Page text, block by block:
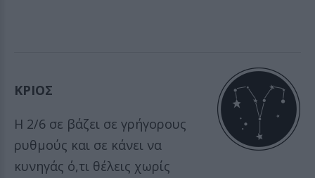
ΚΡΙΟΣ
Η 2/6 σε βάζει σε γρήγορους
ρυθμούς και σε κάνει να
κυνηγάς ό,τι θέλεις χωρίς